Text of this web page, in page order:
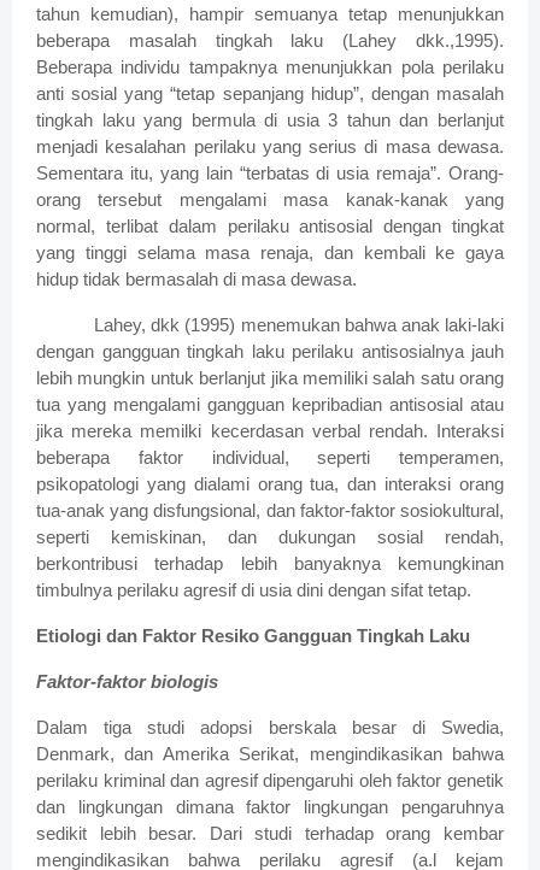
tahun kemudian), hampir semuanya tetap menunjukkan
beberapa masalah tingkah laku (Lahey dkk.,1995).
Beberapa individu tampaknya menunjukkan pola perilaku
anti sosial yang “tetap sepanjang hidup”, dengan masalah
tingkah laku yang bermula di usia 3 tahun dan berlanjut
menjadi kesalahan perilaku yang serius di masa dewasa.
Sementara itu, yang lain “terbatas di usia remaja”. Orang-
orang tersebut mengalami masa kanak-kanak yang
normal, terlibat dalam perilaku antisosial dengan tingkat
yang tinggi selama masa renaja, dan kembali ke gaya
hidup tidak bermasalah di masa dewasa.
Lahey, dkk (1995) menemukan bahwa anak laki-laki
dengan gangguan tingkah laku perilaku antisosialnya jauh
lebih mungkin untuk berlanjut jika memiliki salah satu orang
tua yang mengalami gangguan kepribadian antisosial atau
jika mereka memilki kecerdasan verbal rendah. Interaksi
beberapa faktor individual, seperti temperamen,
psikopatologi yang dialami orang tua, dan interaksi orang
tua-anak yang disfungsional, dan faktor-faktor sosiokultural,
seperti kemiskinan, dan dukungan sosial rendah,
berkontribusi terhadap lebih banyaknya kemungkinan
timbulnya perilaku agresif di usia dini dengan sifat tetap.
Etiologi dan Faktor Resiko Gangguan Tingkah Laku
Faktor-faktor biologis
Dalam tiga studi adopsi berskala besar di Swedia,
Denmark, dan Amerika Serikat, mengindikasikan bahwa
perilaku kriminal dan agresif dipengaruhi oleh faktor genetik
dan lingkungan dimana faktor lingkungan pengaruhnya
sedikit lebih besar. Dari studi terhadap orang kembar
mengindikasikan bahwa perilaku agresif (a.l kejam